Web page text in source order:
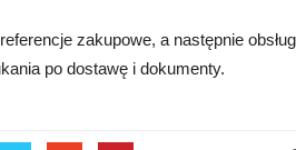
zakupowe, a następnie
po dostawę i dokumenty.